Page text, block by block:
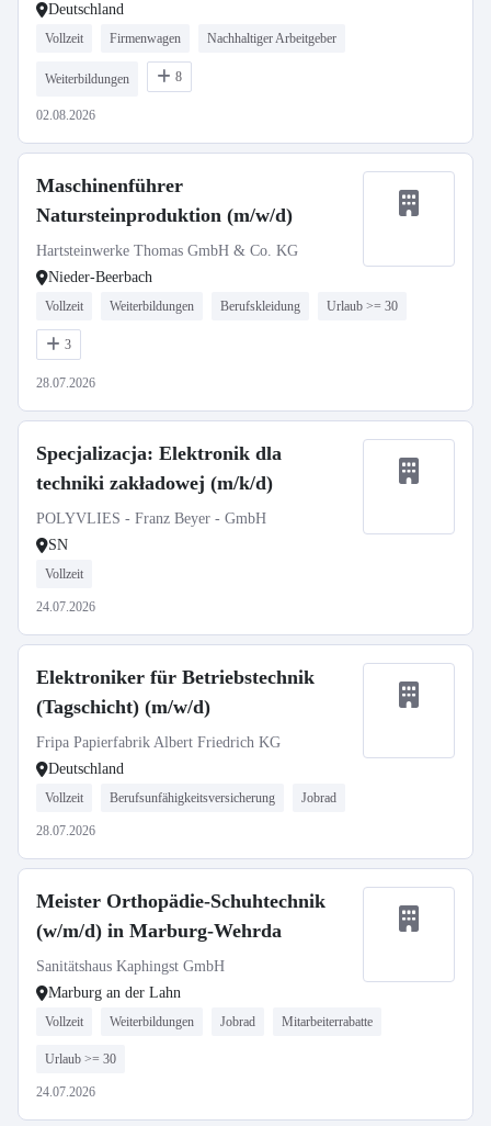
Deutschland
Vollzeit Firmenwagen Nachhaltiger Arbeitgeber
Weiterbildungen 8
02.08.2026
Maschinenführer
Natursteinproduktion (m/w/d)
Hartsteinwerke Thomas GmbH & Co. KG
Nieder-Beerbach
Vollzeit Weiterbildungen Berufskleidung Urlaub >= 30
3
28.07.2026
Specjalizacja: Elektronik dla
techniki zakładowej (m/k/d)
POLYVLIES - Franz Beyer - GmbH
SN
Vollzeit
24.07.2026
Elektroniker für Betriebstechnik
(Tagschicht) (m/w/d)
Fripa Papierfabrik Albert Friedrich KG
Deutschland
Vollzeit Berufsunfähigkeitsversicherung Jobrad
28.07.2026
Meister Orthopädie-Schuhtechnik
(w/m/d) in Marburg-Wehrda
Sanitätshaus Kaphingst GmbH
Marburg an der Lahn
Vollzeit Weiterbildungen Jobrad Mitarbeiterrabatte
Urlaub >= 30
24.07.2026